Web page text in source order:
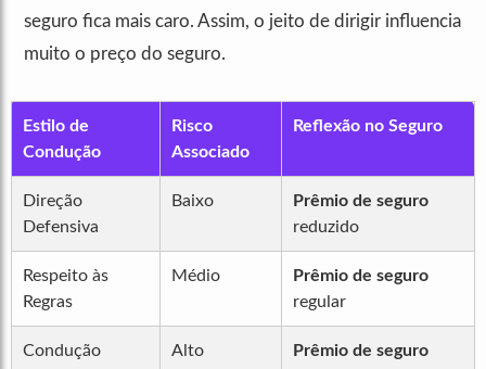
seguro fica mais caro. Assim, o jeito de dirigir influencia
muito o preço do seguro.
Estilo de
Condução
Risco
Associado
Reflexão no Seguro
Direção
Defensiva
Baixo
Prêmio de seguro
reduzido
Respeito às
Regras
Médio
Prêmio de seguro
regular
Condução
Alto
Prêmio de seguro